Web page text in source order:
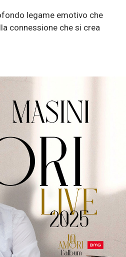
legame emotivo che
connessione che si crea